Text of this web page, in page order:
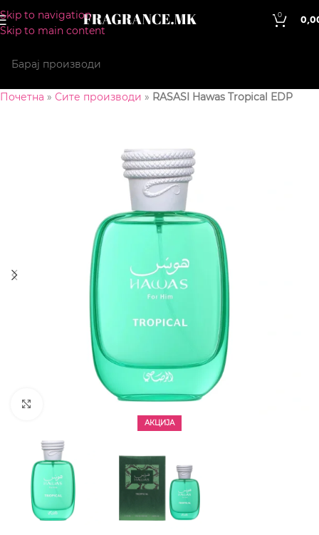
Skip to navigation
Skip to main content
0
Почетна » Сите производи » RASASI Hawas Tropical EDP
АКЦИЈА
CLICK TO ENLARGE